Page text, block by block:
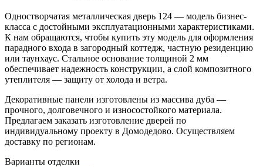
Одностворчатая металлическая дверь 124 — модель бизнес-
класса с достойными эксплуатационными характеристиками.
К нам обращаются, чтобы купить эту модель для оформления
парадного входа в загородный коттедж, частную резиденцию
или таунхаус. Стальное основание толщиной 2 мм
обеспечивает надежность конструкции, а слой композитного
утеплителя — защиту от холода и ветра.
Декоративные панели изготовлены из массива дуба —
прочного, долговечного и износостойкого материала.
Предлагаем заказать изготовление дверей по
индивидуальному проекту в Домодедово. Осуществляем
доставку по регионам.
Варианты отделки